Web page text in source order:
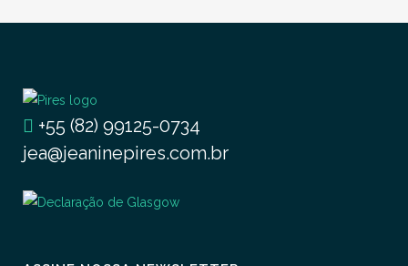
+55 (82) 99125-0734
jea@jeaninepires.com.br